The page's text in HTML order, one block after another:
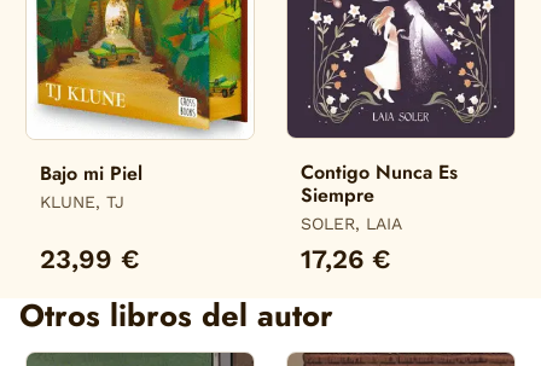
Bajo mi Piel
KLUNE, TJ
23,99 €
Contigo Nunca Es
Siempre
SOLER, LAIA
17,26 €
Otros libros del autor